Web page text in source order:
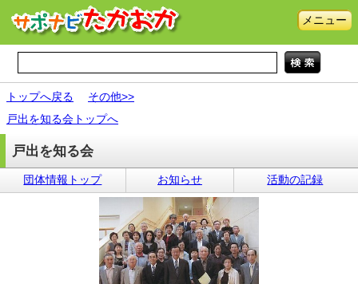
メニュー
トップへ戻る
その他>>
戸出を知る会トップへ
戸出を知る会
団体情報トップ お知らせ 活動の記録